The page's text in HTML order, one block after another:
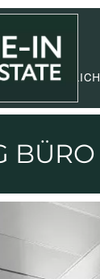
GEWERBLICH
BÜRO